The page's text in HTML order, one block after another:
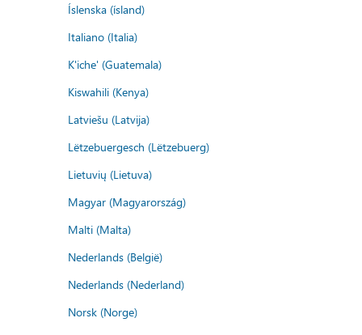
Íslenska (ísland)
Italiano (Italia)
K'iche' (Guatemala)
Kiswahili (Kenya)
Latviešu (Latvija)
Lëtzebuergesch (Lëtzebuerg)
Lietuvių (Lietuva)
Magyar (Magyarország)
Malti (Malta)
Nederlands (België)
Nederlands (Nederland)
Norsk (Norge)